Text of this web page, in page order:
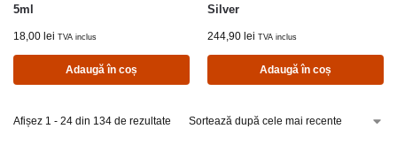
5ml
18,00 lei TVA inclus
Adaugă în coș
Silver
244,90 lei TVA inclus
Adaugă în coș
Afișez 1 - 24 din 134 de rezultate